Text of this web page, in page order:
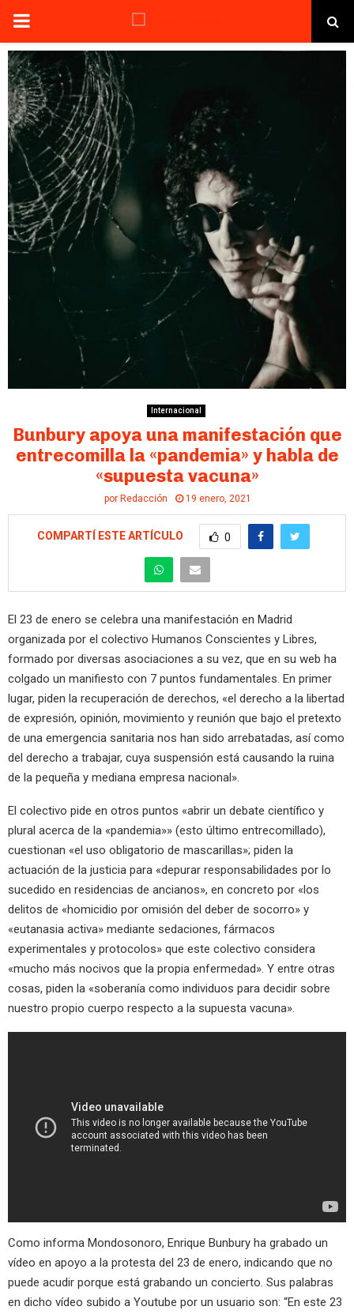
PRIMARY
MENU
Internacional
Bunbury apoya una manifestación que
entrecomilla la «pandemia» y habla de
«supuesta vacuna»
por Redacción 19 enero, 2021
COMPARTÍ ESTE ARTÍCULO 0
El 23 de enero se celebra una manifestación en Madrid
organizada por el colectivo Humanos Conscientes y Libres,
formado por diversas asociaciones a su vez, que en su web ha
colgado un manifiesto con 7 puntos fundamentales. En primer
lugar, piden la recuperación de derechos, «el derecho a la libertad
de expresión, opinión, movimiento y reunión que bajo el pretexto
de una emergencia sanitaria nos han sido arrebatadas, así como
del derecho a trabajar, cuya suspensión está causando la ruina
de la pequeña y mediana empresa nacional».
​El colectivo pide en otros puntos «abrir un debate científico y
plural acerca de la «pandemia»» (esto último entrecomillado),
cuestionan «el uso obligatorio de mascarillas»; piden la
actuación de la justicia para «depurar responsabilidades por lo
sucedido en residencias de ancianos», en concreto por «los
delitos de «homicidio por omisión del deber de socorro» y
«eutanasia activa» mediante sedaciones, fármacos
experimentales y protocolos» que este colectivo considera
«mucho más nocivos que la propia enfermedad». Y entre otras
cosas, piden la «soberanía como individuos para decidir sobre
nuestro propio cuerpo respecto a la supuesta vacuna».
Como informa Mondosonoro, Enrique Bunbury ha grabado un
vídeo en apoyo a la protesta del 23 de enero, indicando que no
puede acudir porque está grabando un concierto. Sus palabras
en dicho vídeo subido a Youtube por un usuario son: “En este 23